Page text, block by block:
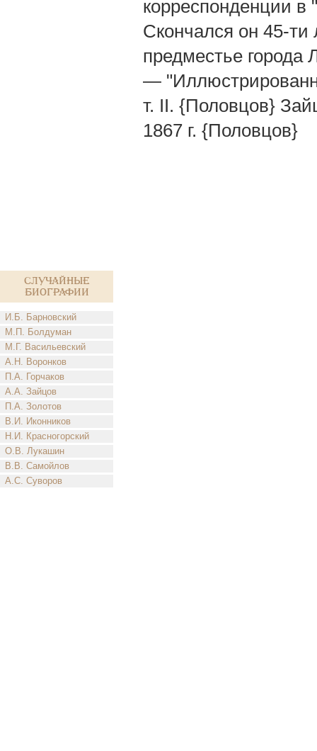
Случайные
биографии
И.Б. Барновский
М.П. Болдуман
М.Г. Васильевский
А.Н. Воронков
П.А. Горчаков
А.А. Зайцов
П.А. Золотов
В.И. Иконников
Н.И. Красногорский
О.В. Лукашин
В.В. Самойлов
А.С. Суворов
корреспонденции
Скончался он 45-ти
предместье города
—
т. II. {Половцов}
1867 г. {Половцов}